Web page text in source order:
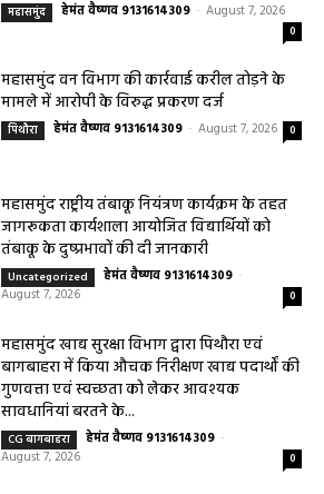
महासमुंद हेमंत वैष्णव 9131614309 - August 7, 2026
0
महासमुंद वन विभाग की कार्रवाई करील तोड़ने के
मामले में आरोपी के विरुद्ध प्रकरण दर्ज
पिथौरा हेमंत वैष्णव 9131614309 - August 7, 2026 0
महासमुंद राष्ट्रीय तंबाकू नियंत्रण कार्यक्रम के तहत
जागरूकता कार्यशाला आयोजित विद्यार्थियों को
तंबाकू के दुष्प्रभावों की दी जानकारी
Uncategorized हेमंत वैष्णव 9131614309 -
August 7, 2026
0
महासमुंद खाद्य सुरक्षा विभाग द्वारा पिथौरा एवं
बागबाहरा में किया औचक निरीक्षण खाद्य पदार्थों की
गुणवत्ता एवं स्वच्छता को लेकर आवश्यक
सावधानियां बरतने के...
CG बागबाहरा हेमंत वैष्णव 9131614309 -
August 7, 2026
0